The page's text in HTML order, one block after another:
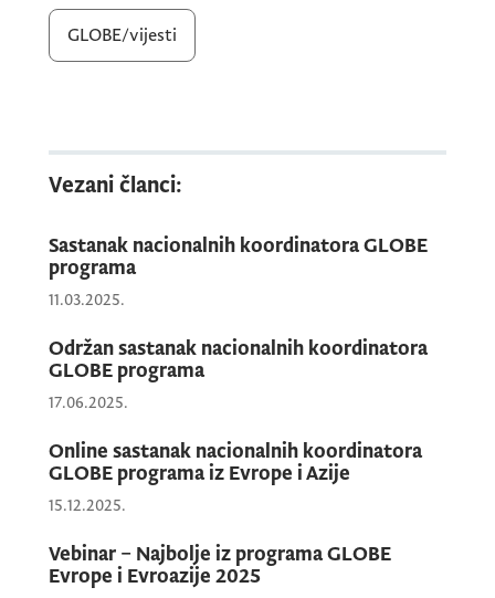
https://docs.google.com/forms/d/e/1FAIpQL
Sei8LeDkHVJ_BrxNHm7SOgeT70elIQ7vr2jFj
Zvanično otvaranje kampanje biće
obilježeno vebinarom 24. septembra u 15:00
Autumn Tree Campaign”. Link za registraciju:
https://docs.google.com/forms/d/e/1FAIpQL
SfIpABKU37oYY3Mho3kBgxHrpZaq8B2_naC
UOa7iJ9wJYVhGA/viewform
boje lišća kroz tri aktivnosti (Green-down
observations); mjerenje visine stabla;
razmjenu rezultata i fotografija putem
foruma; mogućnost saradnje sa drugim
GLOBEškolama na lokalnom i
GLOBE/vijesti
Vezani članci:
Sastanak nacionalnih koordinatora GLOBE
programa
11.03.2025.
Održan sastanak nacionalnih koordinatora
GLOBE programa
17.06.2025.
Online sastanak nacionalnih koordinatora
GLOBE programa iz Evrope i Azije
15.12.2025.
Vebinar – Najbolje iz programa GLOBE
Evrope i Evroazije 2025